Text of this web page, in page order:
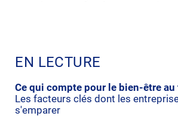
EN LECTURE
Ce qui compte pour le bien-être au
Les facteurs clés dont les
s'emparer